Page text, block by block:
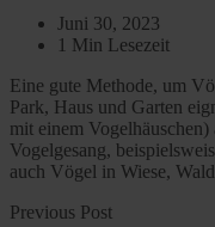
Juni 30, 2023
1 Min Lesezeit
Eine gute Methode, um
Park, Haus und Garten
mit einem
Vogelgesang,
auch Vögel in Wiese,
Previous Post